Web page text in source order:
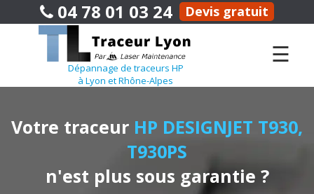
04 78 01 03 24 Devis gratuit
Dépannage de traceurs HP
à Lyon et Rhône-Alpes
☰
Votre traceur HP DESIGNJET T930,
T930PS
n'est plus sous garantie ?